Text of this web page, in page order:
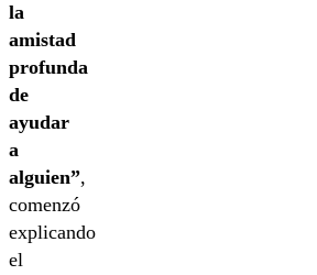
la
amistad
profunda
de
ayudar
a
alguien”,
comenzó
explicando
el